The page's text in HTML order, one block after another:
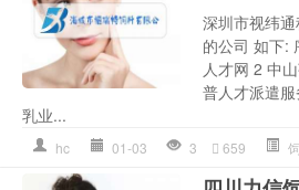
深圳市视纬
的公司 如下:
人才网 2 中
普人才派遣
乳业...
hc 01-03 3 659